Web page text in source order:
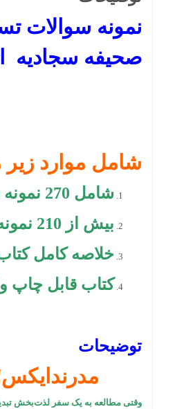
صحیفه سجادیه
شامل موارد
شامل 270 نمونه سوال تستی فصل به فصل به همراه پاسخ کنار سوال با قابلیت سرچ
بیش از 210 نمونه سوال تشریحی فصل به فصل به همراه پاسخ کنار سوال با قابلیت سرچ
خلاصه کامل
کتاب قابل چاپ
توضیحات
مدرندایکس؛
وقتی مطالعه به یک سفر لذت‌بخش